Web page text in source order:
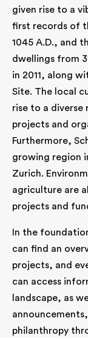
given rise to a
first records of
1045 A.D., and
dwellings from
in 2011, along
Site. The local
rise to a
projects and
Furthermore,
growing region
Zurich.
agriculture are
projects and
In the
can find an
projects, and
can access
landscape, as
philanthropy